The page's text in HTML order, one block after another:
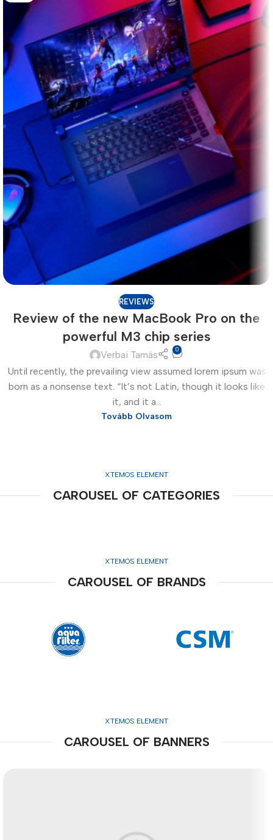
REVIEWS
Review of the new MacBook Pro on the
powerful M3 chip series
Verbai Tamás 0
Until recently, the prevailing view assumed lorem ipsum was
born as a nonsense text. “It’s not Latin, though it looks like
it, and it a...
Tovább Olvasom
XTEMOS ELEMENT
CAROUSEL OF CATEGORIES
XTEMOS ELEMENT
CAROUSEL OF BRANDS
XTEMOS ELEMENT
CAROUSEL OF BANNERS